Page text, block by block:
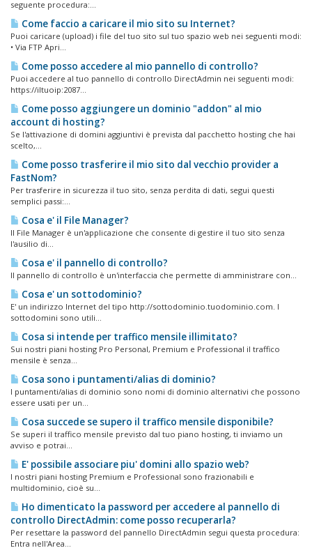
seguente procedura:...
Come faccio a caricare il mio sito su Internet?
Puoi caricare (upload) i file del tuo sito sul tuo spazio web nei seguenti modi:
• Via FTP Apri...
Come posso accedere al mio pannello di controllo?
Puoi accedere al tuo pannello di controllo DirectAdmin nei seguenti modi:
https://iltuoip:2087...
Come posso aggiungere un dominio "addon" al mio
account di hosting?
Se l'attivazione di domini aggiuntivi è prevista dal pacchetto hosting che hai
scelto,...
Come posso trasferire il mio sito dal vecchio provider a
FastNom?
Per trasferire in sicurezza il tuo sito, senza perdita di dati, segui questi
semplici passi:...
Cosa e' il File Manager?
Il File Manager è un'applicazione che consente di gestire il tuo sito senza
l'ausilio di...
Cosa e' il pannello di controllo?
Il pannello di controllo è un'interfaccia che permette di amministrare con...
Cosa e' un sottodominio?
E' un indirizzo Internet del tipo http://sottodominio.tuodominio.com. I
sottodomini sono utili...
Cosa si intende per traffico mensile illimitato?
Sui nostri piani hosting Pro Personal, Premium e Professional il traffico
mensile è senza...
Cosa sono i puntamenti/alias di dominio?
I puntamenti/alias di dominio sono nomi di dominio alternativi che possono
essere usati per un...
Cosa succede se supero il traffico mensile disponibile?
Se superi il traffico mensile previsto dal tuo piano hosting, ti inviamo un
avviso e potrai...
E' possibile associare piu' domini allo spazio web?
I nostri piani hosting Premium e Professional sono frazionabili e
multidominio, cioè su...
Ho dimenticato la password per accedere al pannello di
controllo DirectAdmin: come posso recuperarla?
Per resettare la password del pannello DirectAdmin segui questa procedura:
Entra nell'Area...